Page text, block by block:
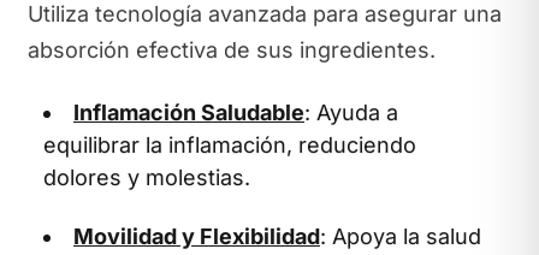
Utiliza tecnología avanzada para asegurar una
absorción efectiva de sus ingredientes.
Inflamación Saludable: Ayuda a
equilibrar la inflamación, reduciendo
dolores y molestias.
Movilidad y Flexibilidad: Apoya la salud